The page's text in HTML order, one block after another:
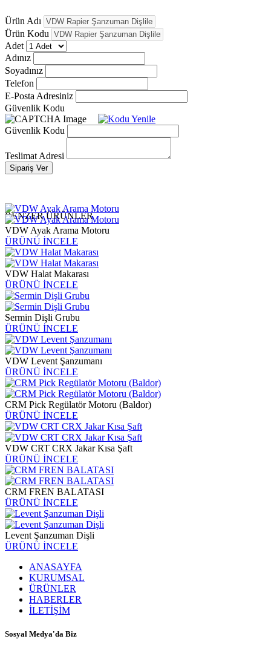
Ürün Adı
Ürün Kodu
Adet
Adınız
Soyadınız
Telefon
E-Posta Adresiniz
Güvenlik Kodu
Güvenlik Kodu
Teslimat Adresi
Sipariş Ver
BENZER ÜRÜNLER
VDW Ayak Arama Motoru
ÜRÜNÜ İNCELE
VDW Halat Makarası
ÜRÜNÜ İNCELE
Sermin Dişli Grubu
ÜRÜNÜ İNCELE
VDW Levent Şanzumanı
ÜRÜNÜ İNCELE
CRM Pick Regülatör Motoru (Baldor)
ÜRÜNÜ İNCELE
VDW CRT CRX Jakar Kısa Şaft
ÜRÜNÜ İNCELE
CRM FREN BALATASI
ÜRÜNÜ İNCELE
Levent Şanzuman Dişli
ÜRÜNÜ İNCELE
ANASAYFA
KURUMSAL
ÜRÜNLER
HABERLER
İLETİŞİM
Sosyal Medya'da Biz